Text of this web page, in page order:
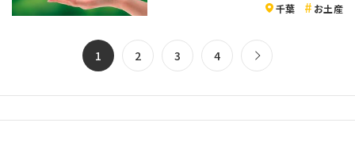
千葉 お土産
1 2 3 4